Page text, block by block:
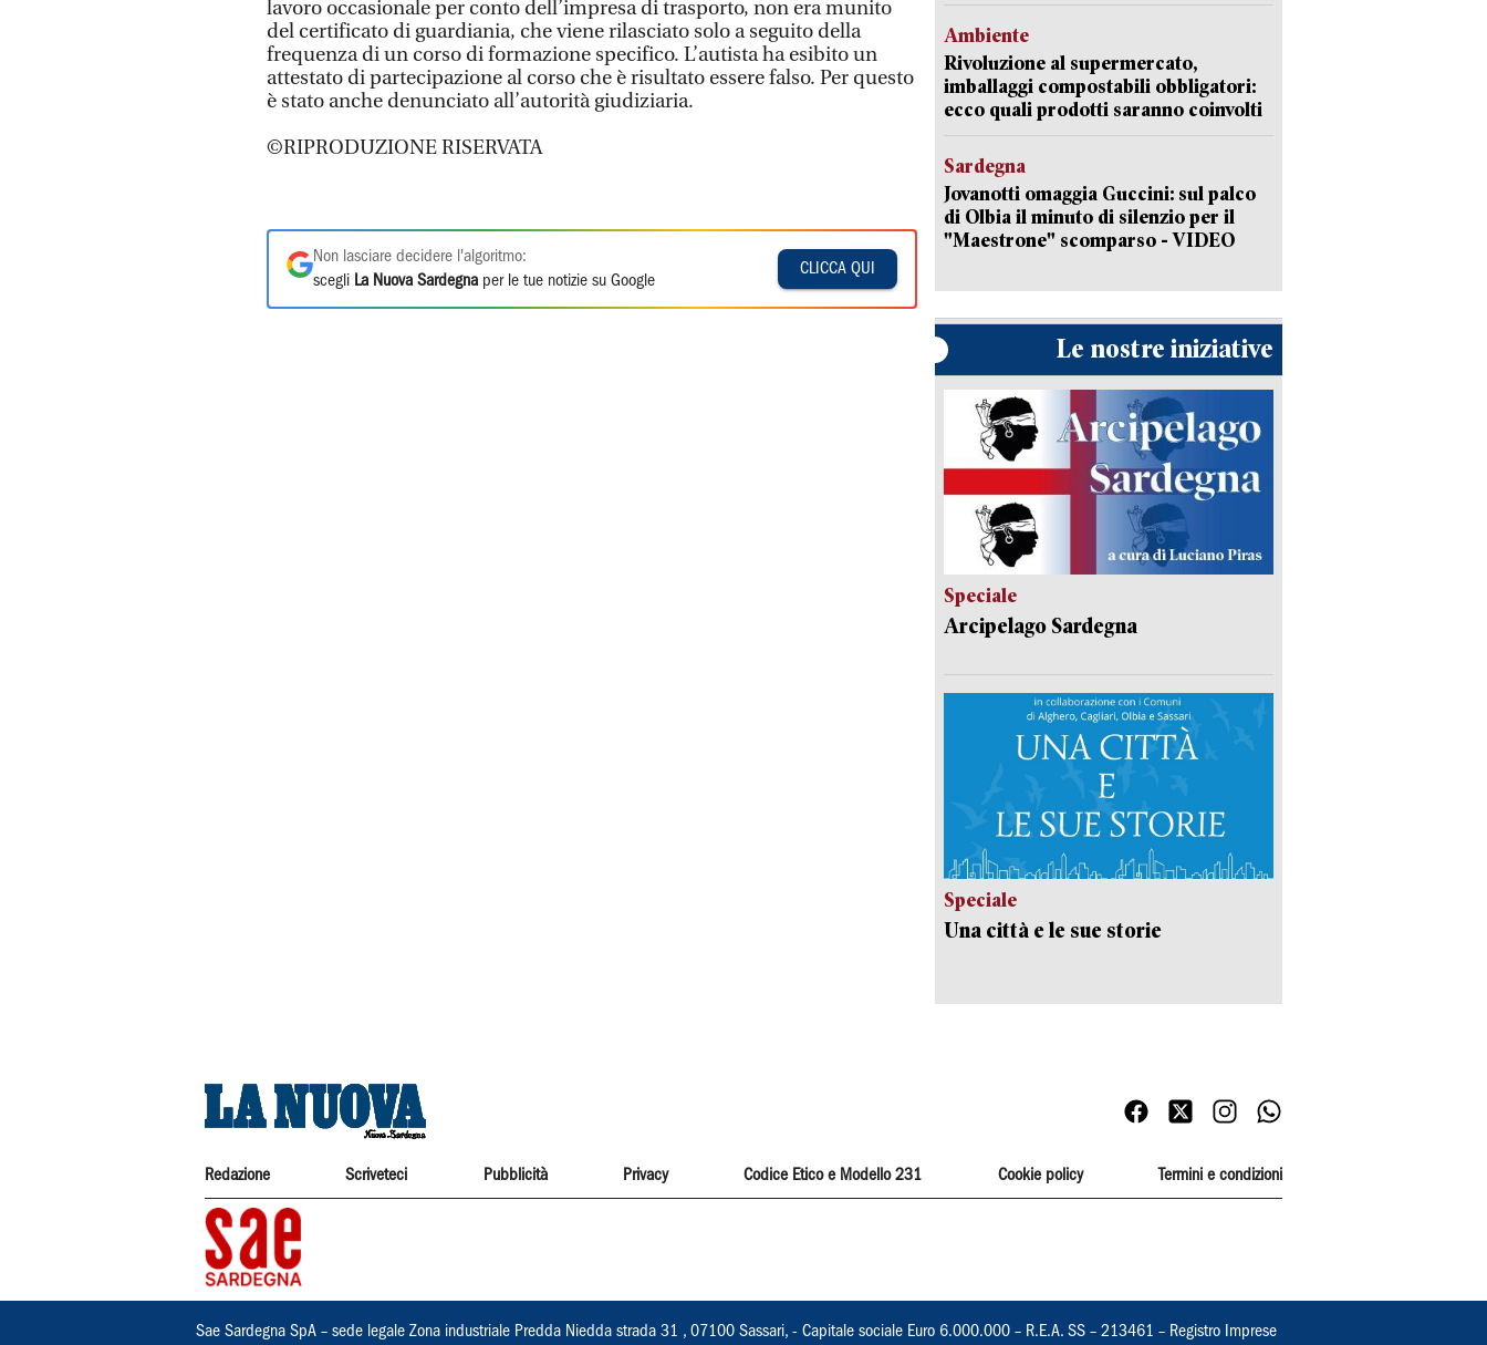
lavoro occasionale per conto dell’impresa di trasporto, non era munito
del certificato di guardiania, che viene rilasciato solo a seguito della
frequenza di un corso di formazione specifico. L’autista ha esibito un
attestato di partecipazione al corso che è risultato essere falso. Per questo
è stato anche denunciato all’autorità giudiziaria.
©RIPRODUZIONE RISERVATA
Non lasciare decidere l'algoritmo:
scegli La Nuova Sardegna per le tue notizie su Google
CLICCA QUI
Ambiente
Rivoluzione al supermercato,
imballaggi compostabili obbligatori:
ecco quali prodotti saranno coinvolti
Sardegna
Jovanotti omaggia Guccini: sul palco
di Olbia il minuto di silenzio per il
"Maestrone" scomparso - VIDEO
Le nostre iniziative
Speciale
Arcipelago Sardegna
Speciale
Una città e le sue storie
Redazione Scriveteci Pubblicità Privacy Codice Etico e Modello 231 Cookie policy Termini e condizioni
Sae Sardegna SpA – sede legale Zona industriale Predda Niedda strada 31 , 07100 Sassari, - Capitale sociale Euro 6.000.000 – R.E.A. SS – 213461 – Registro Imprese